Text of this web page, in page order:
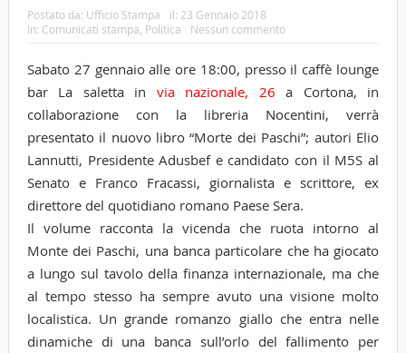
Postato da: Ufficio Stampa il: 23 Gennaio 2018
In: Comunicati stampa Politica Nessun commento
Sabato 27 gennaio alle ore 18:00, presso il caffè lounge
bar La saletta in via nazionale, 26 a Cortona, in
collaborazione con la libreria Nocentini, verrà
presentato il nuovo libro “Morte dei Paschi”; autori Elio
Lannutti, Presidente Adusbef e candidato con il M5S al
Senato e Franco Fracassi, giornalista e scrittore, ex
direttore del quotidiano romano Paese Sera.
Il volume racconta la vicenda che ruota intorno al
Monte dei Paschi, una banca particolare che ha giocato
a lungo sul tavolo della finanza internazionale, ma che
al tempo stesso ha sempre avuto una visione molto
localistica. Un grande romanzo giallo che entra nelle
dinamiche di una banca sull’orlo del fallimento per